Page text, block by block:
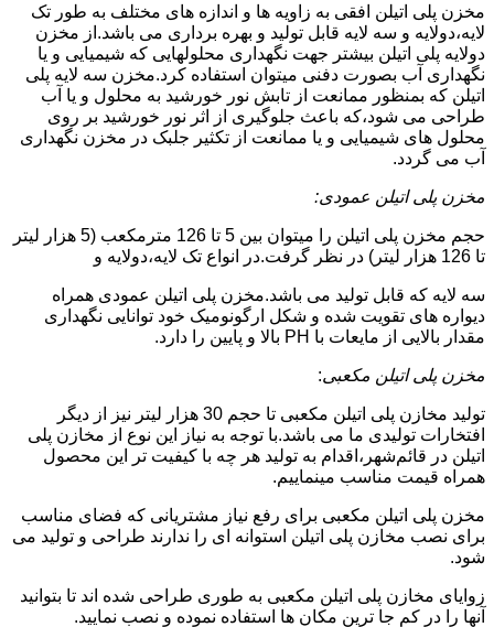
مخزن پلی اتیلن افقی به زاویه ها و اندازه های مختلف به طور تک
لایه،دولایه و سه لایه قابل تولید و بهره برداری می باشد.از مخزن
دولایه پلی اتیلن بیشتر جهت نگهداری محلولهایی که شیمیایی و یا
نگهداری آب بصورت دفنی میتوان استفاده کرد.مخزن سه لایه پلی
اتیلن که بمنظور ممانعت از تابش نور خورشید به محلول و یا آب
طراحی می شود،که باعث جلوگیری از اثر نور خورشید بر روی
محلول های شیمیایی و یا ممانعت از تکثیر جلبک در مخزن نگهداری
آب می گردد.
مخزن پلی اتیلن عمودی:
حجم مخزن پلی اتیلن را میتوان بین 5 تا 126 مترمکعب (5 هزار لیتر
تا 126 هزار لیتر) در نظر گرفت.در انواع تک لایه،دولایه و
سه لایه که قابل تولید می باشد.مخزن پلی اتیلن عمودی همراه
دیواره های تقویت شده و شکل ارگونومیک خود توانایی نگهداری
مقدار بالایی از مایعات با PH بالا و پایین را دارد.
مخزن پلی اتیلن مکعبی:
تولید مخازن پلی اتیلن مکعبی تا حجم 30 هزار لیتر نیز از دیگر
افتخارات تولیدی ما می باشد.با توجه به نیاز این نوع از مخازن پلی
اتیلن در قائم‌شهر،اقدام به تولید هر چه با کیفیت تر این محصول
همراه قیمت مناسب مینماییم.
مخزن پلی اتیلن مکعبی برای رفع نیاز مشتریانی که فضای مناسب
برای نصب مخازن پلی اتیلن استوانه ای را ندارند طراحی و تولید می
شود.
زوایای مخازن پلی اتیلن مکعبی به طوری طراحی شده اند تا بتوانید
آنها را در کم جا ترین مکان ها استفاده نموده و نصب نمایید.